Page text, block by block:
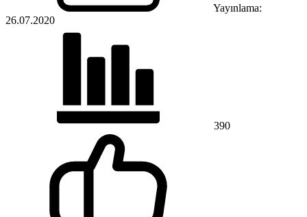
Yayınlama:
26.07.2020
390